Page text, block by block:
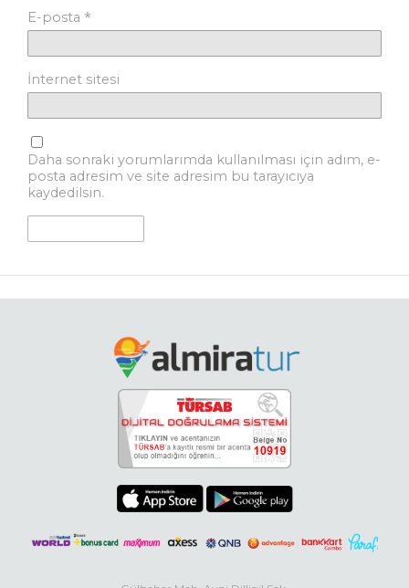
E-posta *
İnternet sitesi
Daha sonraki yorumlarımda kullanılması için adım, e-
posta adresim ve site adresim bu tarayıcıya
kaydedilsin.